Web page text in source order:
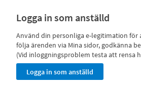
Logga in som anställd
Använd din personliga e-legitimation
följa ärenden via Mina sidor, godkänna
(Vid inloggningsproblem testa att rensa